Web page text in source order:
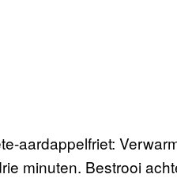
aardappelfriet:
minuten. Bestrooi